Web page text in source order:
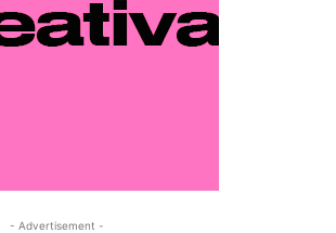
- Advertisement -